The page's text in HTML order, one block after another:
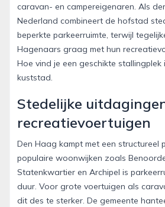
caravan- en campereigenaren. Als
Nederland combineert de hofstad
beperkte parkeerruimte, terwijl
Hagenaars graag met hun
Hoe vind je een geschikte
kuststad.
Stedelijke
recreatievoertuigen
Den Haag kampt met een structureel
populaire woonwijken zoals
Statenkwartier en Archipel is
duur. Voor grote voertuigen als
dit des te sterker. De gemeente